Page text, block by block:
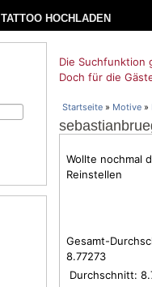
TATTOO HOCHLADEN
Die Suchfunktion
Doch für die
Startseite » Motive »
Wollte nochmal
Reinstellen
Gesamt-
8.77273
Durchschnitt: